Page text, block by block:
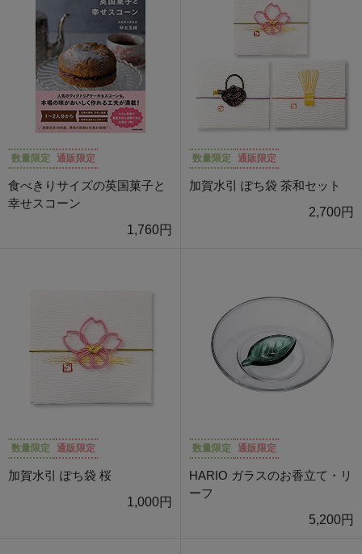
数量限定 通販限定
食べきりサイズの英国菓子と
幸せスコーン
1,760円
数量限定 通販限定
加賀水引 ぽち袋 茶和セット
2,700円
数量限定 通販限定
加賀水引 ぽち袋 桜
1,000円
数量限定 通販限定
HARIO ガラスのお香立て・リ
ーフ
5,200円